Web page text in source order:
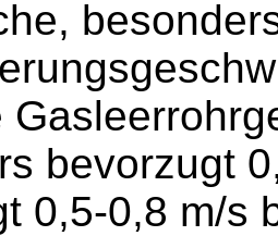
bevorzugt
0,5-0,8 m/s